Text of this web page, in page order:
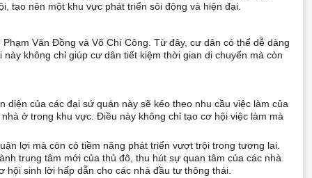
tạo nên một khu vực phát triển sôi động và hiện đại.
Văn Đồng và Võ Chí Công. Từ đây, cư dân có thể dễ dàng
không chỉ giúp cư dân tiết kiệm thời gian di chuyển mà còn
của các đại sứ quán này sẽ kéo theo nhu cầu việc làm của
ở trong khu vực. Điều này không chỉ tạo cơ hội việc làm mà
lợi mà còn có tiềm năng phát triển vượt trội trong tương lai.
trung tâm mới của thủ đô, thu hút sự quan tâm của các nhà
sinh lời hấp dẫn cho các nhà đầu tư thông thái.